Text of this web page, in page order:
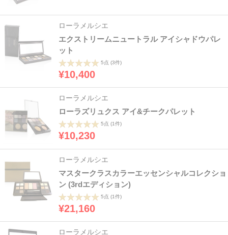
ローラメルシエ
エクストリームニュートラル アイシャドウパレ
ット
5点 (3件)
¥10,400
ローラメルシエ
ローラズリュクス アイ&チークパレット
5点 (1件)
¥10,230
ローラメルシエ
マスタークラスカラーエッセンシャルコレクショ
ン (3rdエディション)
5点 (1件)
¥21,160
ローラメルシエ